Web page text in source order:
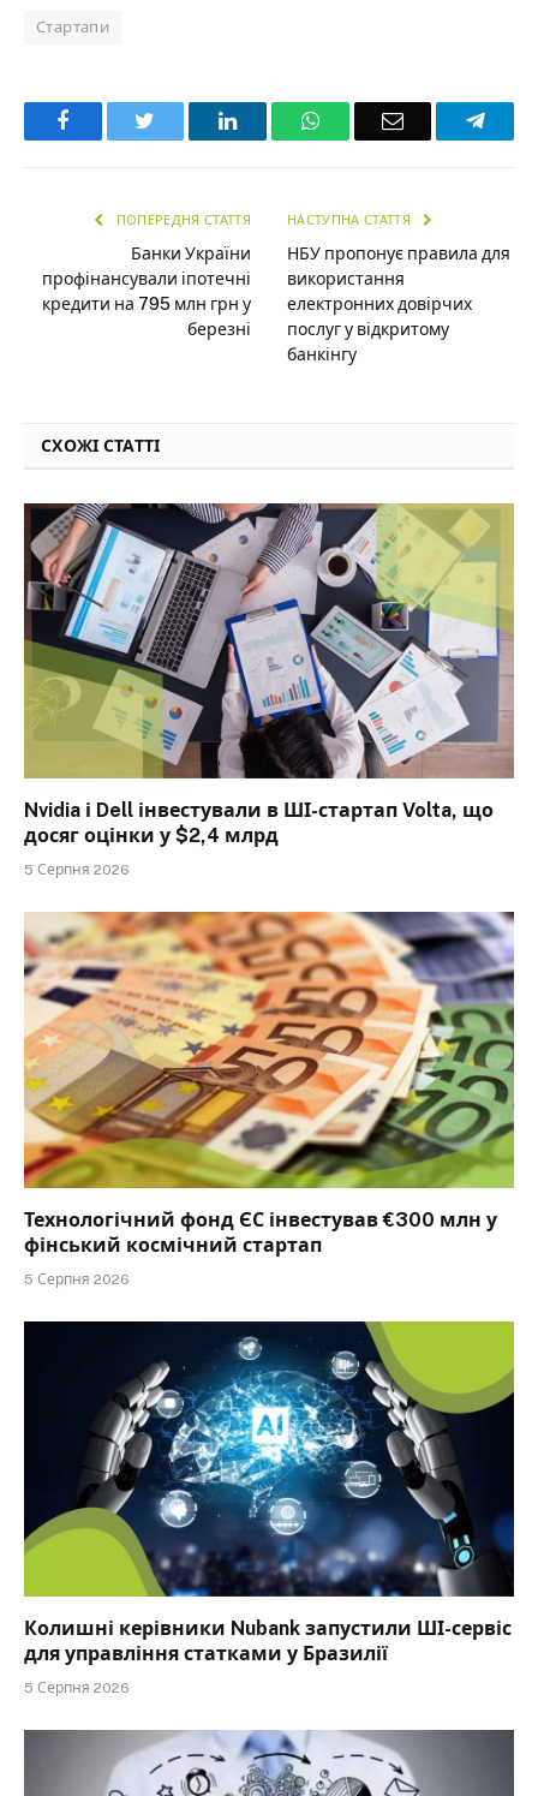
Стартапи
Facebook LinkedInWhatsAppEmail
ПОПЕРЕДНЯ СТАТТЯ
Банки України
профінансували іпотечні
кредити на 795 млн грн у
березні
НАСТУПНА СТАТТЯ
НБУ пропонує правила для
використання
електронних довірчих
послуг у відкритому
банкінгу
СХОЖІ СТАТТІ
Nvidia і Dell інвестували в ШІ-стартап Volta, що
досяг оцінки у $2,4 млрд
5 Серпня 2026
Технологічний фонд ЄС інвестував €300 млн у
фінський космічний стартап
5 Серпня 2026
Колишні керівники Nubank запустили ШІ-сервіс
для управління статками у Бразилії
5 Серпня 2026